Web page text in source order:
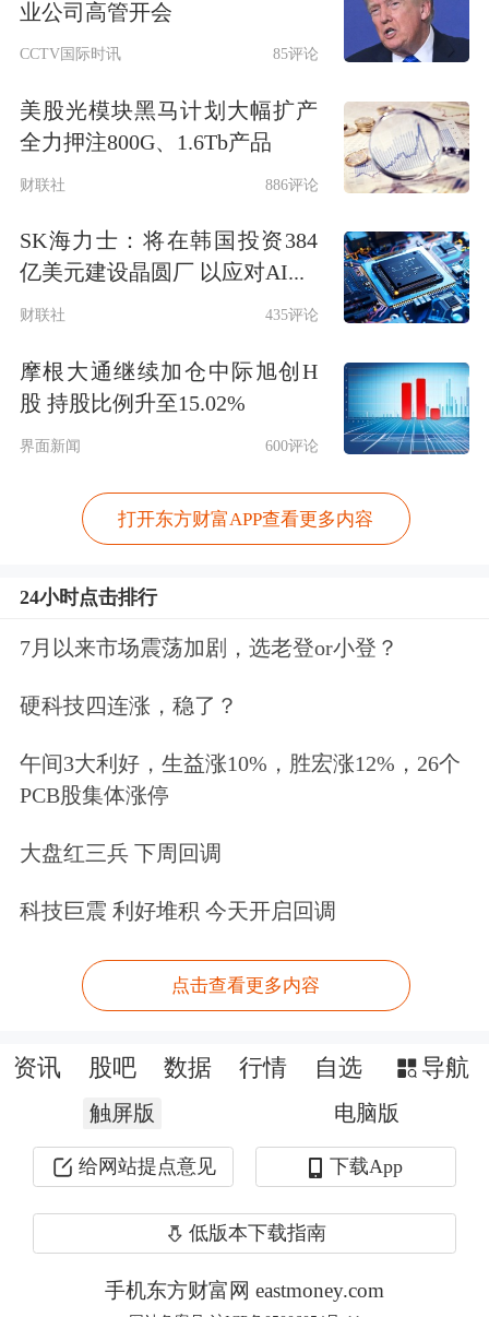
率先布局券商ETF、银行ETF等重要行
期高景气赛道主题类ETF，包括科技
ETF和医疗ETF等。此外，华宝基金还
专门设立了海外展业部，拥有长期与海
外投资机构对接经验的销售团队，为迎
接ETF互联互通新政策落地做足全方位
准备工作，也充满信心能够吸引更多海
外投资者通过华宝基金特色ETF产品共
享中国长期增长带来的红利。
公开资料显示，银行ETF(512800)跟踪
其中7成仓位聚焦
行、平安银行、宁波银行、江苏银行
高成长性银行股，聚焦成长性，投资胜
数据，银行ETF(512800)当日基金份额
103.96亿元，为A股规模最大的
ETF，同时也是A股流动性最佳的银行
类ETF。
公司指数，该指数覆盖了市场上所有上
市半年以上的券商股，共计49只，其中
6成仓位集中于十大龙头券商，分享大
位兼顾中小券商的业绩高弹性，为投资
者提供了一键买卖49只券商A股的高效
业公司高管开会
CCTV国际时讯 85评论
美股光模块黑马计划大幅扩产
全力押注800G、1.6Tb产品
财联社 886评论
SK海力士：将在韩国投资384
亿美元建设晶圆厂 以应对AI...
财联社 435评论
摩根大通继续加仓中际旭创H
股 持股比例升至15.02%
界面新闻 600评论
打开东方财富APP查看更多内容
24小时点击排行
7月以来市场震荡加剧，选老登or小登？
硬科技四连涨，稳了？
午间3大利好，生益涨10%，胜宏涨12%，26个
PCB股集体涨停
大盘红三兵 下周回调
科技巨震 利好堆积 今天开启回调
点击查看更多内容
资讯 股吧 数据 行情 自选 导航
触屏版 电脑版
给网站提点意见 下载App
低版本下载指南
手机东方财富网 eastmoney.com